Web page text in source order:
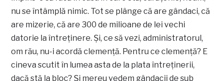
nu se întâmplă nimic. Tot se plânge că are gândaci, că
are mizerie, că are 300 de milioane de lei vechi
datorie la întreţinere. Şi, ce să vezi, administratorul,
om rău, nu-i acordă clemenţă. Pentru ce clemenţă? E
cineva scutit în lumea asta de la plata întreţinerii,
dacă stă la bloc? Şi mereu vedem gândacii de sub